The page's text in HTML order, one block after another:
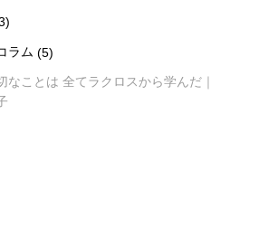
ラム (5)
なことは 全てラクロスから学んだ｜